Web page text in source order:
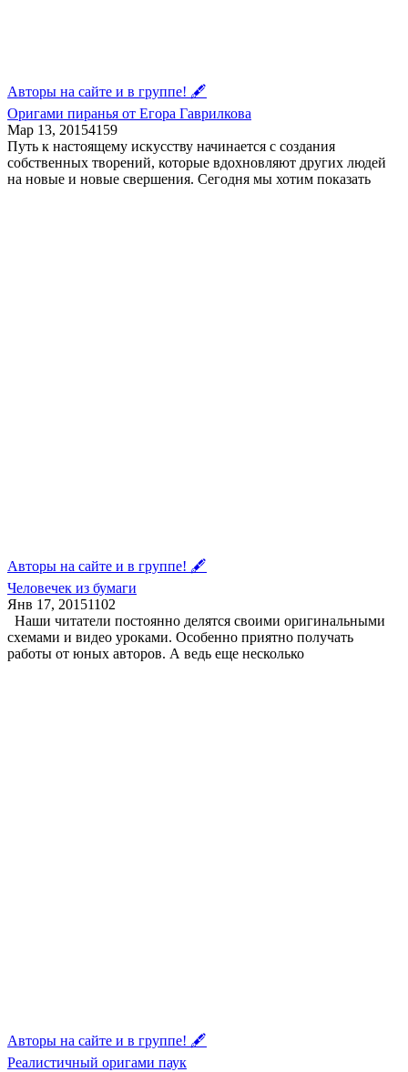
Авторы на сайте и в группе! 🖋
Оригами пиранья от Егора Гаврилкова
Мар 13, 20154159
Путь к настоящему искусству начинается с создания
собственных творений, которые вдохновляют других людей
на новые и новые свершения. Сегодня мы хотим показать
Авторы на сайте и в группе! 🖋
Человечек из бумаги
Янв 17, 20151102
Наши читатели постоянно делятся своими оригинальными
схемами и видео уроками. Особенно приятно получать
работы от юных авторов. А ведь еще несколько
Авторы на сайте и в группе! 🖋
Реалистичный оригами паук